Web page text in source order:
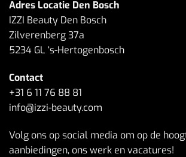
Adres Locatie Den Bosch
IZZI Beauty Den Bosch
Zilverenberg 37a
5234 GL ‘s-Hertogenbosch
Contact
+31 6 11 76 88 81
info@izzi-beauty.com
Volg ons op social media om op de
aanbiedingen, ons werk en vacatures!